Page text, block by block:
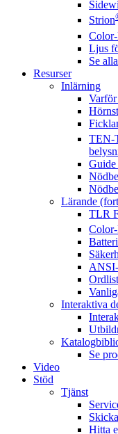
Strion
Ljus
Se
Resurser
Inlärning
TEN-
Guide
Lärande
TLR
Interaktiva
Se
Video
Stöd
Tjänst
Hitta